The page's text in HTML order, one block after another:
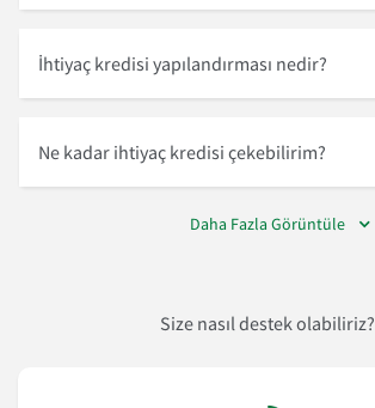
İhtiyaç kredisi yapılandırması nedir?
Ne kadar ihtiyaç kredisi çekebilirim?
Daha Fazla Görüntüle
Size nasıl destek olabiliriz?